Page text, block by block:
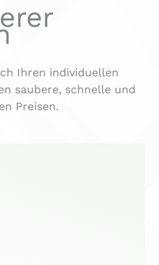
Ihren individuellen
saubere, schnelle und
Preisen.